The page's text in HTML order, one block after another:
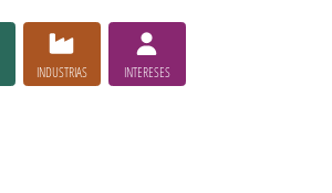
INDUSTRIAS INTERESES